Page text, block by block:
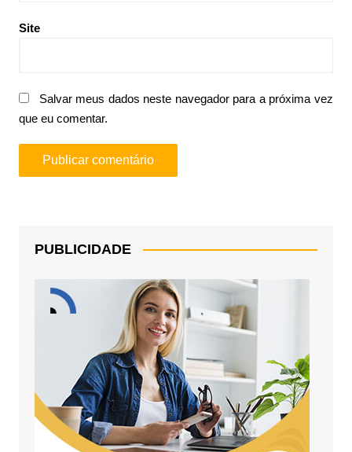
Site
Salvar meus dados neste navegador para a próxima vez
que eu comentar.
PUBLICIDADE